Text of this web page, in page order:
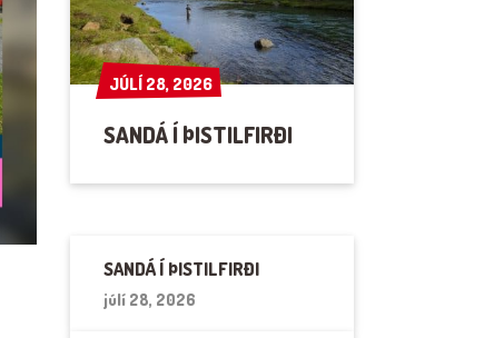
JÚLÍ 28, 2026
JÚLÍ 28, 2026
SANDÁ Í ÞISTILFIRÐI
SANDÁ Í ÞISTILFIRÐI
júlí 28, 2026